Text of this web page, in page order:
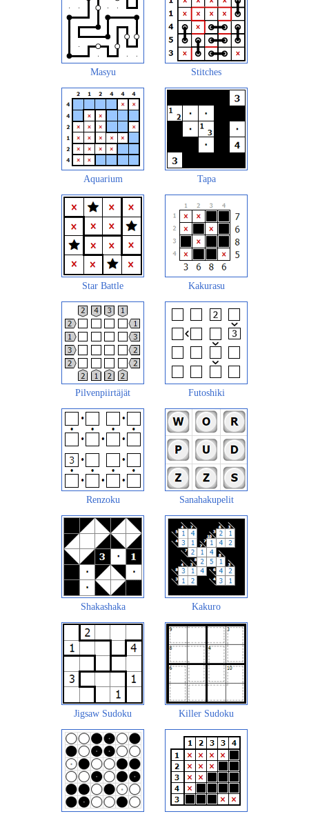
Masyu Stitches
Aquarium Tapa
Star Battle Kakurasu
Pilvenpiirtäjät Futoshiki
Renzoku Sanahakupelit
Shakashaka Kakuro
Jigsaw Sudoku Killer Sudoku